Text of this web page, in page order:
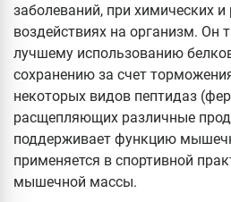
заболеваний, при химических
воздействиях на организм. Он
лучшему использованию
сохранению за счет
некоторых видов пептидаз
расщепляющих различные
поддерживает функцию
применяется в спортивной
мышечной массы.